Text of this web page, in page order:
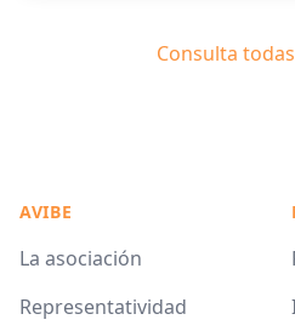
Consulta
AVIBE
La asociación
Representatividad